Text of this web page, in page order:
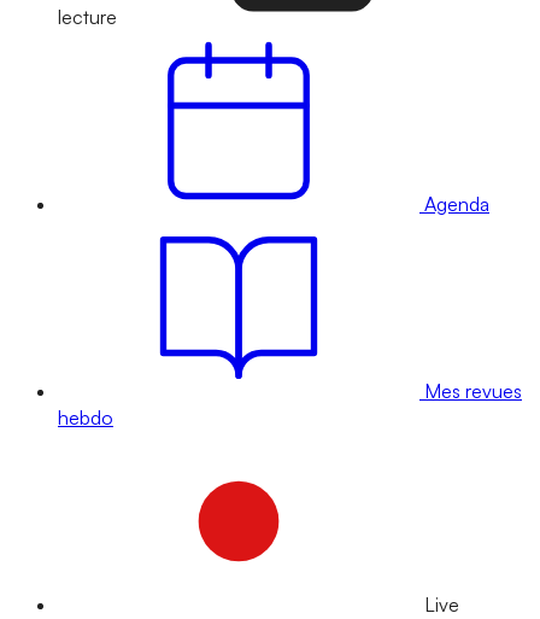
lecture
Agenda
Mes revues
hebdo
Live